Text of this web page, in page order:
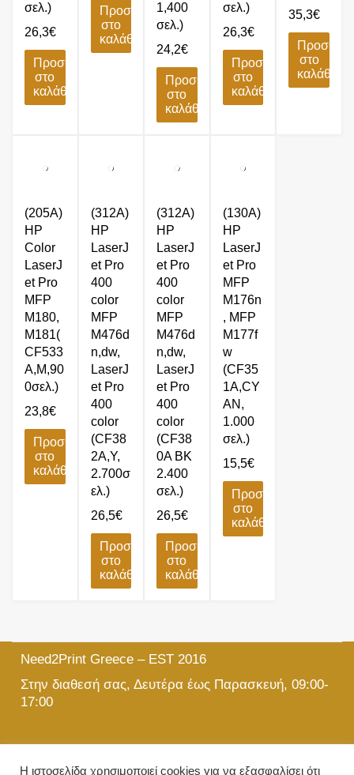
σελ.)
26,3€
Προσθήκη
στο
καλάθι
Προσθήκη
στο
καλάθι
1,400
σελ.)
24,2€
Προσθήκη
στο
καλάθι
σελ.)
26,3€
Προσθήκη
στο
καλάθι
35,3€
στο
καλάθι
(205A)
HP
Color
LaserJ
et Pro
MFP
M180,
M181(
CF533
A,M,90
0σελ.)
23,8€
Προσθήκη
στο
καλάθι
(312A)
HP
LaserJ
et Pro
400
color
MFP
M476d
n,dw,
LaserJ
et Pro
400
color
(CF38
2A,Y,
2.700σ
ελ.)
26,5€
Προσθήκη
στο
καλάθι
(312A)
HP
LaserJ
et Pro
400
color
MFP
M476d
n,dw,
LaserJ
et Pro
400
color
(CF38
0A BK
2.400
σελ.)
26,5€
Προσθήκη
στο
καλάθι
(130A)
HP
LaserJ
et Pro
MFP
M176n
, MFP
M177f
w
(CF35
1A,CY
AN,
1.000
σελ.)
15,5€
Προσθήκη
στο
καλάθι
Need2Print Greece – EST 2016
Στην διαθεσή σας, Δευτέρα έως Παρασκευή, 09:00-
17:00
215 501 5903
Η ιστοσελίδα χρησιμοποιεί cookies για να εξασφαλίσει ότι